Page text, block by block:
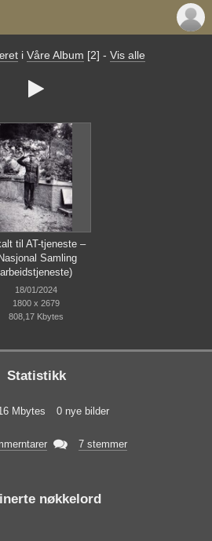
i Våre Album [2] - Vis alle

til AT-tjeneste –
Samling
arbeidstjeneste)
18/01/2024
1800 x 2679
808,17 Kbytes
Statistikk
Mbytes 0 nye bilder
 7 stemmer
nøkkelord